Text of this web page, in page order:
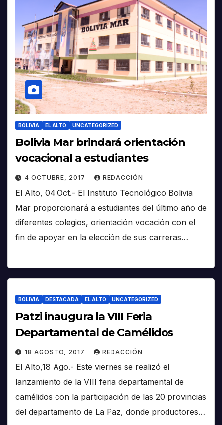
BOLIVIA EL ALTO UNCATEGORIZED
Bolivia Mar brindará orientación
vocacional a estudiantes
4 OCTUBRE, 2017 REDACCIÓN
El Alto, 04,Oct.- El Instituto Tecnológico Bolivia
Mar proporcionará a estudiantes del último año de
diferentes colegios, orientación vocación con el
fin de apoyar en la elección de sus carreras…
BOLIVIA DESTACADA EL ALTO UNCATEGORIZED
Patzi inaugura la VIII Feria
Departamental de Camélidos
18 AGOSTO, 2017 REDACCIÓN
El Alto,18 Ago.- Este viernes se realizó el
lanzamiento de la VIII feria departamental de
camélidos con la participación de las 20 provincias
del departamento de La Paz, donde productores…